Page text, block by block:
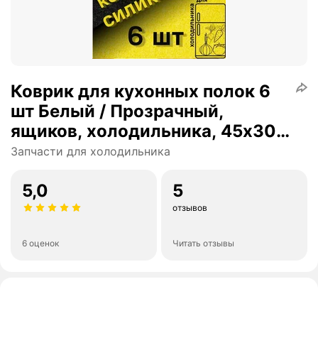
Коврик для кухонных полок 6
шт Белый / Прозрачный,
ящиков, холодильника, 45х30
см
Запчасти для холодильника
5,0
6 оценок
5
отзывов
Читать отзывы